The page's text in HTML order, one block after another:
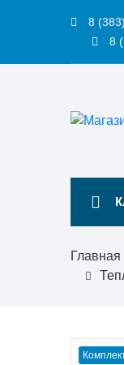
8
8
Главная